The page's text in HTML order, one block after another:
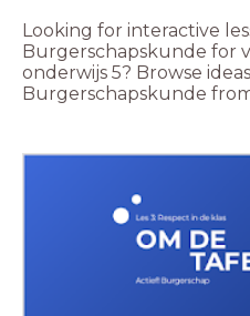
Looking for interactive
Burgerschapskunde for
onderwijs 5? Browse
Burgerschapskunde